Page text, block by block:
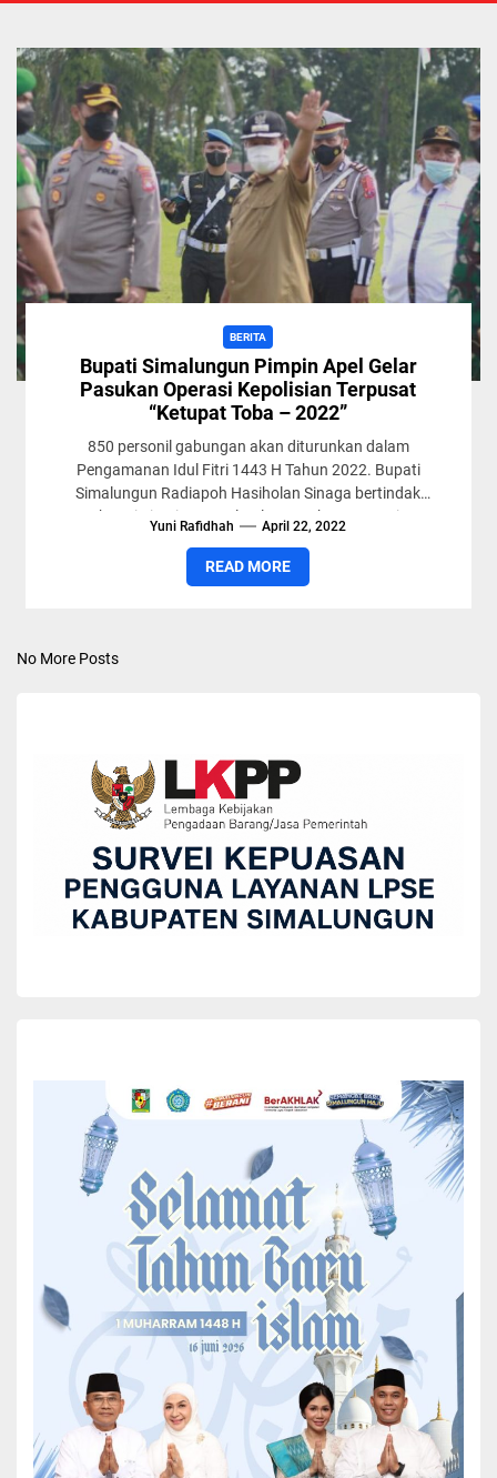
BERITA
Bupati Simalungun Pimpin Apel Gelar
Pasukan Operasi Kepolisian Terpusat
“Ketupat Toba – 2022”
850 personil gabungan akan diturunkan dalam
Pengamanan Idul Fitri 1443 H Tahun 2022. Bupati
Simalungun Radiapoh Hasiholan Sinaga bertindak
sebagai pimpinan Apel Gelar Pasukan Operasi...
Yuni Rafidhah April 22, 2022
READ MORE
No More Posts